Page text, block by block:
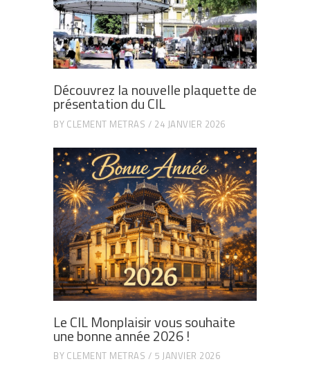
Découvrez la nouvelle plaquette de
présentation du CIL
BY CLEMENT METRAS 24 JANVIER 2026
Le CIL Monplaisir vous souhaite
une bonne année 2026 !
BY CLEMENT METRAS 5 JANVIER 2026